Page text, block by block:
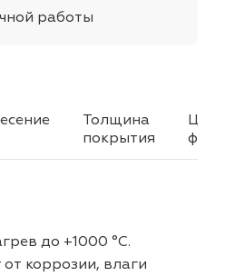
работы
Толщина
покрытия
до +1000 °C.
коррозии, влаги